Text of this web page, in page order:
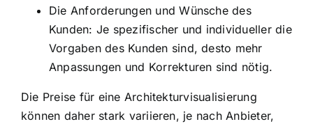
Die Anforderungen und Wünsche des
Kunden: Je spezifischer und individueller die
Vorgaben des Kunden sind, desto mehr
Anpassungen und Korrekturen sind nötig.
Die Preise für eine Architekturvisualisierung
können daher stark variieren, je nach Anbieter,